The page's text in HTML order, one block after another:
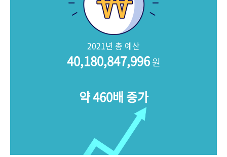
2021년 총 예산
40,180,847,996원
약 460배 증가